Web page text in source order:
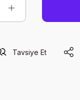
Tavsiye Et